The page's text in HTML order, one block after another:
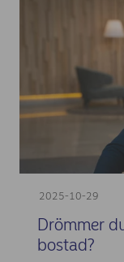
2025-10-29
Drömmer
bostad?